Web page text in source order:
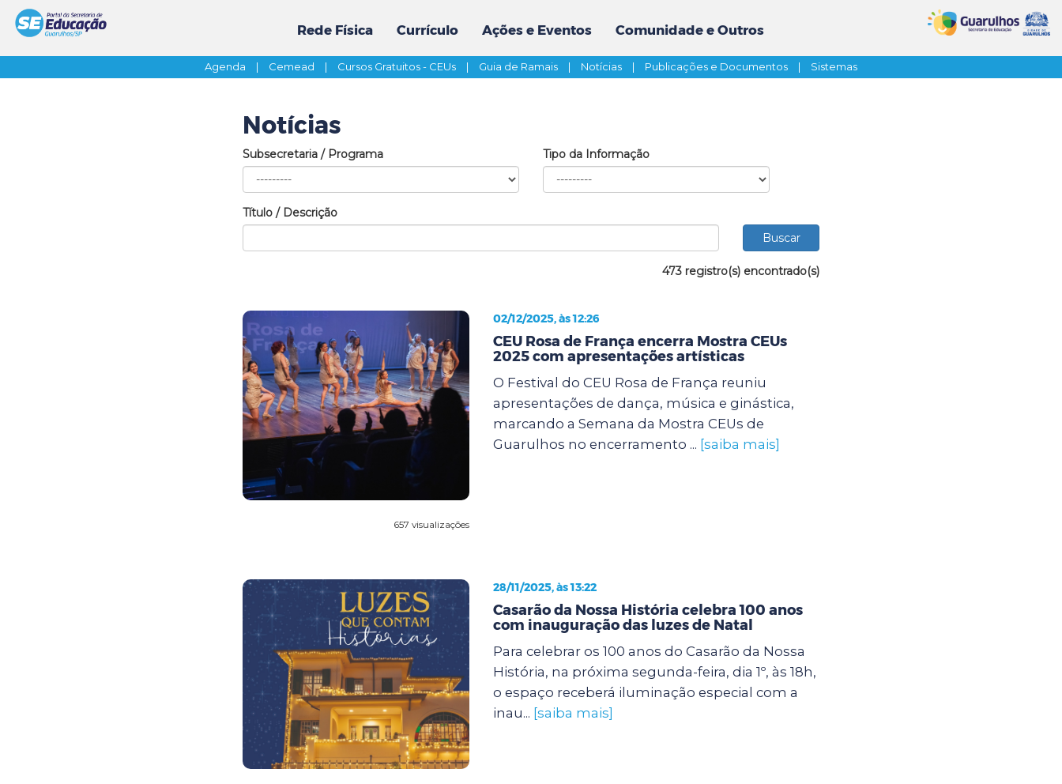
Rede Física Currículo Ações e Eventos Comunidade e Outros
Agenda | Cemead | Cursos Gratuitos - CEUs | Guia de Ramais | Notícias | Publicações e Documentos | Sistemas
Notícias
Subsecretaria / Programa Tipo da Informação
Título / Descrição
473 registro(s) encontrado(s)
657 visualizações
02/12/2025, às 12:26
CEU Rosa de França encerra Mostra CEUs
2025 com apresentações artísticas
O Festival do CEU Rosa de França reuniu
apresentações de dança, música e ginástica,
marcando a Semana da Mostra CEUs de
Guarulhos no encerramento ... [saiba mais]
28/11/2025, às 13:22
Casarão da Nossa História celebra 100 anos
com inauguração das luzes de Natal
Para celebrar os 100 anos do Casarão da Nossa
História, na próxima segunda-feira, dia 1º, às 18h,
o espaço receberá iluminação especial com a
inau... [saiba mais]